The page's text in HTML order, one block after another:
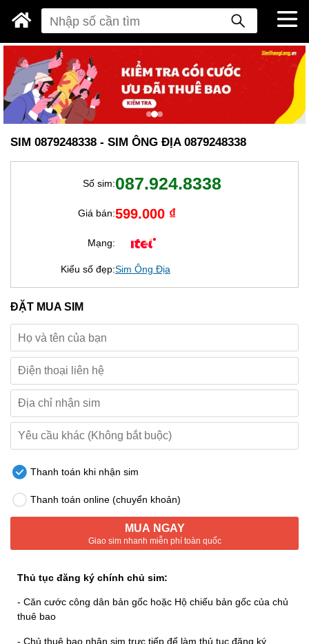
SIM 0879248338 - SIM ÔNG ĐỊA 0879248338
Số sim:087.924.8338
Giá bán:599.000 ₫
Mạng:
Kiểu số đẹp:Sim Ông Địa
ĐẶT MUA SIM
Thanh toán khi nhận sim
Thanh toán online (chuyển khoản)
MUA NGAY
Giao sim nhanh miễn phí toàn quốc
Thủ tục đăng ký chính chủ sim:
- Căn cước công dân bản gốc hoặc Hộ chiếu bản gốc của chủ
thuê bao
- Chủ thuê bao nhận sim trực tiếp để làm thủ tục đăng ký